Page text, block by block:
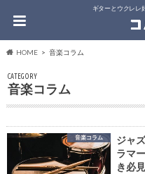
ギターとウクレレ
HOME 音楽コラム
CATEGORY
音楽コラム
音楽コラム
ジャ
ラマ
き必見